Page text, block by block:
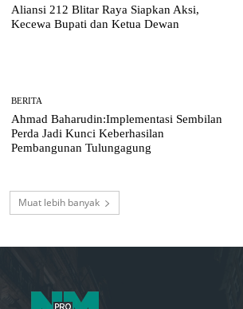
Aliansi 212 Blitar Raya Siapkan Aksi,
Kecewa Bupati dan Ketua Dewan
BERITA
Ahmad Baharudin:Implementasi Sembilan
Perda Jadi Kunci Keberhasilan
Pembangunan Tulungagung
Muat lebih banyak